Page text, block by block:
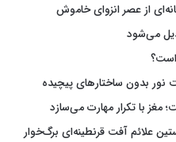
از عصر انزوای خاموش
می‌شود
نور بدون ساختارهای پیچیده
با تکرار مهارت می‌سازد
علائم آفت قرنطینه‌ای برگ‌خوار